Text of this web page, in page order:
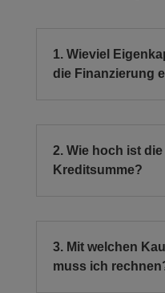
1. Wieviel
die Finanzierung
2. Wie hoch ist
Kreditsumme?
3. Mit welchen
muss ich